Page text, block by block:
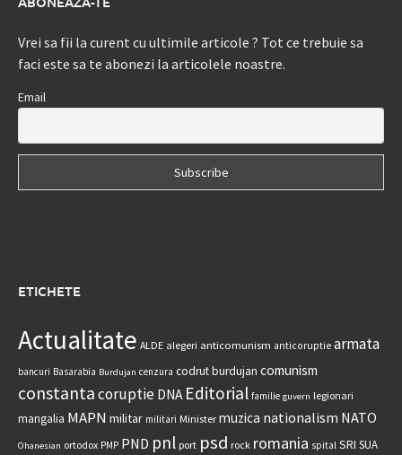
Vrei sa fii la curent cu ultimile articole ? Tot ce trebuie sa
faci este sa te abonezi la articolele noastre.
Email
ETICHETE
Actualitate ALDE alegeri anticomunism anticoruptie armata
bancuri Basarabia Burdujan cenzura codrut burdujan comunism
constantacoruptie DNA Editorial familie guvern legionari
mangalia MAPN militar militari Minister muzica nationalism NATO
Ohanesian ortodox PMP PND pnl port psd rock romania spital SRI SUA